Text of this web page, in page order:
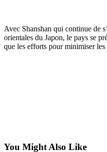
Avec Shanshan qui continue de
orientales du Japon, le pays se
que les efforts pour minimiser les
You Might Also Like